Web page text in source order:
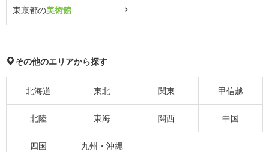
東京都の美術館
その他のエリアから探す
北海道 東北 関東 甲信越
北陸 東海 関西 中国
四国 九州・沖縄